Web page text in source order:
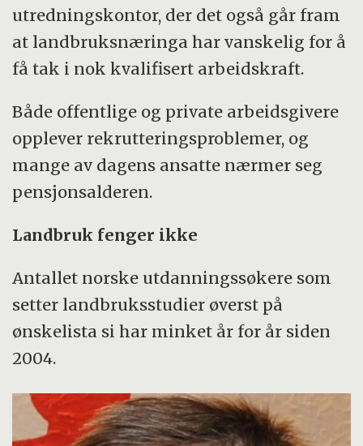
utredningskontor, der det også går fram
at landbruksnæringa har vanskelig for å
få tak i nok kvalifisert arbeidskraft.
Både offentlige og private arbeidsgivere
opplever rekrutteringsproblemer, og
mange av dagens ansatte nærmer seg
pensjonsalderen.
Landbruk fenger ikke
Antallet norske utdanningssøkere som
setter landbruksstudier øverst på
ønskelista si har minket år for år siden
2004.